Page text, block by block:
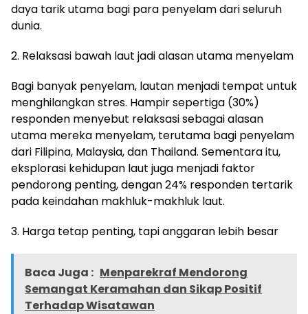
daya tarik utama bagi para penyelam dari seluruh
dunia.
2. Relaksasi bawah laut jadi alasan utama menyelam
Bagi banyak penyelam, lautan menjadi tempat untuk
menghilangkan stres. Hampir sepertiga (30%)
responden menyebut relaksasi sebagai alasan
utama mereka menyelam, terutama bagi penyelam
dari Filipina, Malaysia, dan Thailand. Sementara itu,
eksplorasi kehidupan laut juga menjadi faktor
pendorong penting, dengan 24% responden tertarik
pada keindahan makhluk-makhluk laut.
3. Harga tetap penting, tapi anggaran lebih besar
Baca Juga : Menparekraf Mendorong
Semangat Keramahan dan Sikap Positif
Terhadap Wisatawan